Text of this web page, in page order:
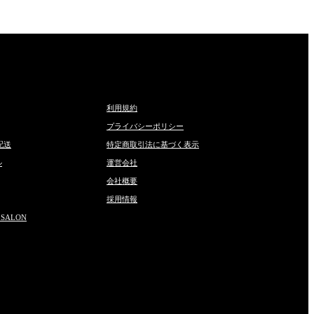
送
利用規約
プライバシーポリシー
特定商取引法に基づく表示
運営会社
会社概要
採用情報